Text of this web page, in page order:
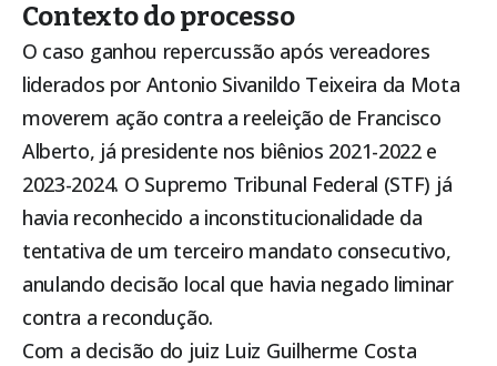
Contexto do processo
O caso ganhou repercussão após vereadores
liderados por Antonio Sivanildo Teixeira da Mota
moverem ação contra a reeleição de Francisco
Alberto, já presidente nos biênios 2021-2022 e
2023-2024. O Supremo Tribunal Federal (STF) já
havia reconhecido a inconstitucionalidade da
tentativa de um terceiro mandato consecutivo,
anulando decisão local que havia negado liminar
contra a recondução.
Com a decisão do juiz Luiz Guilherme Costa